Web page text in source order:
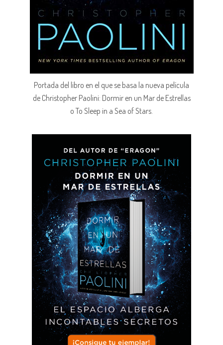
Portada del libro en el que se basa la nueva película
de Christopher Paolini: Dormir en un Mar de Estrellas
o To Sleep in a Sea of Stars.